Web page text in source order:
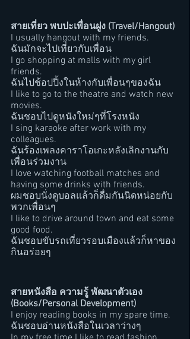
สายเที่ยว พบปะเพื่อนฝูง (Travel/Hangout)
I usually hangout with my friends.
ฉันมักจะไปเที่ยวกับเพื่อน
I go shopping at malls with my girl
friends.
ฉันไปช้อปปิ้งในห้างกับเพื่อนๆของฉัน
I like to go to the theatre and watch new
movies.
ฉันชอบไปดูหนังใหม่ๆที่โรงหนัง
I sing karaoke after work with my
colleagues.
ฉันร้องเพลงคาราโอเกะหลังเลิกงานกับ
เพื่อนร่วมงาน
I love watching football matches and
having some drinks with friends.
ผมชอบนั่งดูบอลแล้วก็ดื่มกันนิดหน่อยกับ
พวกเพื่อนๆ
I like to drive around town and eat some
good food.
ฉันชอบขับรถเที่ยวรอบเมืองแล้วก็หาของ
กินอร่อยๆ
สายหนังสือ ความรู้ พัฒนาตัวเอง
(Books/Personal Development)
I enjoy reading books in my spare time.
ฉันชอบอ่านหนังสือในเวลาว่างๆ